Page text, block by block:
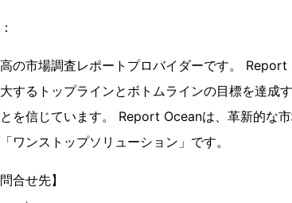
の市場調査レポートプロバイダーです。
するトップラインとボトムラインの目標を達成
を信じています。 Report Oceanは、革新的な
ワンストップソリューション」です。
合せ先】